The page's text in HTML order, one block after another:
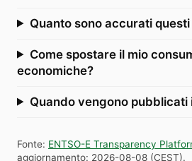
Quanto sono accurati
Come spostare il mio
economiche?
Quando vengono pubblicati
Fonte: ENTSO-E Transparency
aggiornamento: 2026-08-08 (CEST).